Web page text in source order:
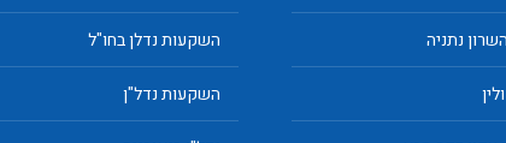
נתניה השקעות נדלן בחו"ל
השקעות נדל"ן